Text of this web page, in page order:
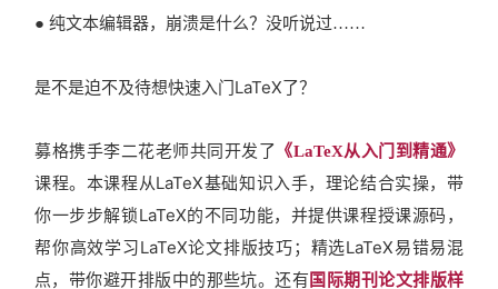
● 纯文本编辑器，崩溃是什么？没听说过……
是不是迫不及待想快速入门 LaTeX了？
募格携手李二花老师共同开发了 《LaTeX从入门到精通》
课程。本课程从LaTeX基础知识入手，理论结合实操，带
你一步步解锁LaTeX的不同功能，并提供课程授课源码，
帮你高效学习LaTeX论文排版技巧；精选LaTeX易错易混
点，带你避开排版中的那些坑。还有 国际期刊论文排版样